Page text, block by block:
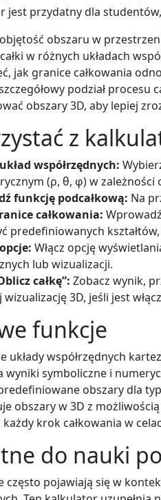
jest przydatny dla
obszaru w
w różnych układach
jak granice całkowania
podział procesu
obszary 3D, aby lepiej
z
współrzędnych:
(ρ, θ, φ) w zależności
funkcję podcałkową: Na
całkowania:
predefiniowanych
Włącz opcję
lub wizualizacji.
całkę”: Zobacz wynik,
3D, jeśli jest
funkcje
układy współrzędnych
wyniki symboliczne i
obszary dla
obszary w 3D z
każdy krok całkowania w
do nauki
często pojawiają się w